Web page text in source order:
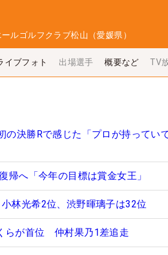
ルゴルフクラブ松山（愛媛県）
イブフォト 出場選手 概要など TV
決勝Rで感じた「プロが持ってい
へ「今年の目標は賞金女王」
林光希2位、渋野暉璃子は32位
らが首位 仲村果乃1差追走